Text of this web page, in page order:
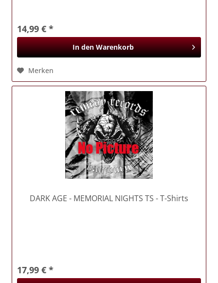
14,99 € *
In den Warenkorb
Merken
DARK AGE - MEMORIAL NIGHTS TS - T-Shirts
17,99 € *